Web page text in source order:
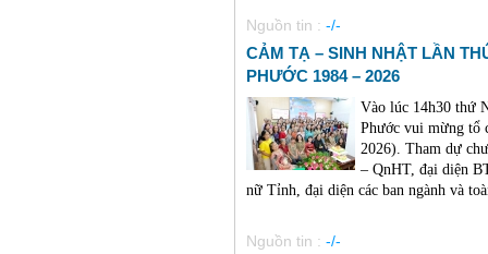
Nguồn tin : -/-
CẢM TẠ – SINH NHẬT LẦN
PHƯỚC 1984 – 2026
Vào lúc 14h30 thứ
Phước vui mừng tổ
2026). Tham dự
– QnHT, đại diện
nữ Tỉnh, đại diện các ban ngành và
Nguồn tin : -/-